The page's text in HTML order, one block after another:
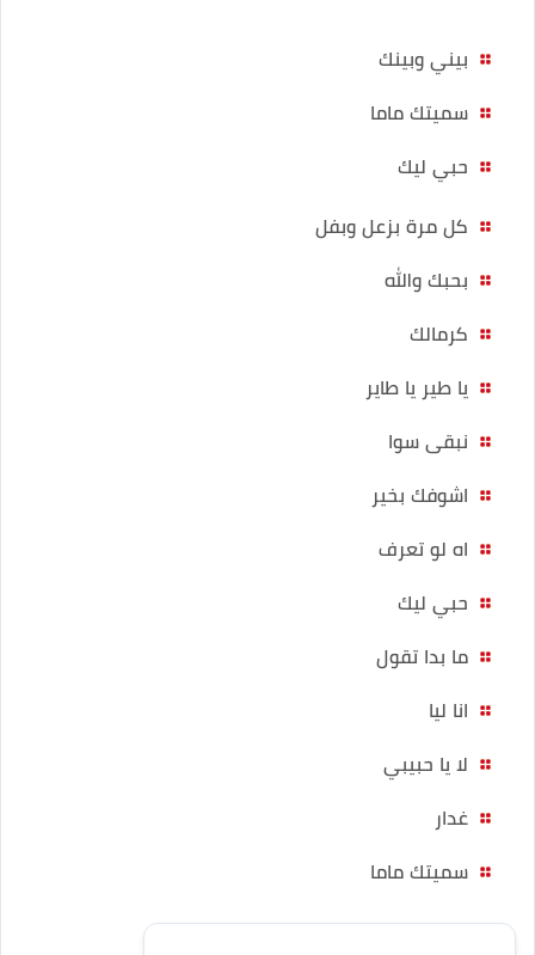
بيني وبينك
سميتك ماما
حبي ليك
كل مرة بزعل وبفل
بحبك والله
كرمالك
يا طير يا طاير
نبقى سوا
اشوفك بخير
اه لو تعرف
حبي ليك
ما بدا تقول
انا ليا
لا يا حبيبي
غدار
سميتك ماما